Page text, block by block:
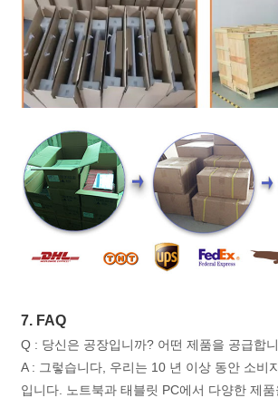
7. FAQ
Q : 당신은 공장입니까? 어떤 제품을 공급합
A : 그렇습니다, 우리는 10 년 이상 동안 소비
입니다. 노트북과 태블릿 PC에서 다양한 제